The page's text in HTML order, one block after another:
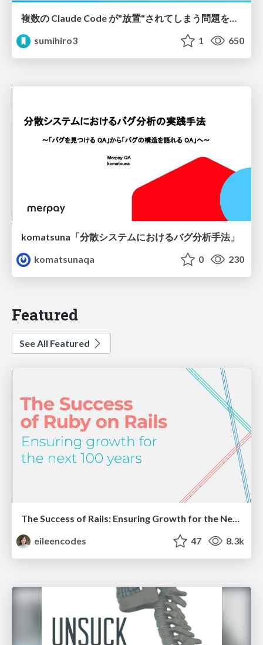
sumihiro3
1 650
komatsuna「分散システムにおけるバグ分析手法」
komatsunaqa
0 230
Featured
See All Featured
The Success of Rails: Ensuring Growth for the Next 100 Years
eileencodes
47 8.3k